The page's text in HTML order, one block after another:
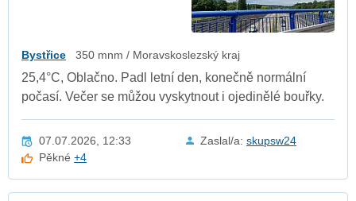
Bystřice 350 mnm / Moravskoslezský kraj
25,4°C, Oblačno. Padl letní den, konečně normální
počasí. Večer se můžou vyskytnout i ojedinělé bouřky.
07.07.2026, 12:33 Zaslal/a: skupsw24
Pěkné+4